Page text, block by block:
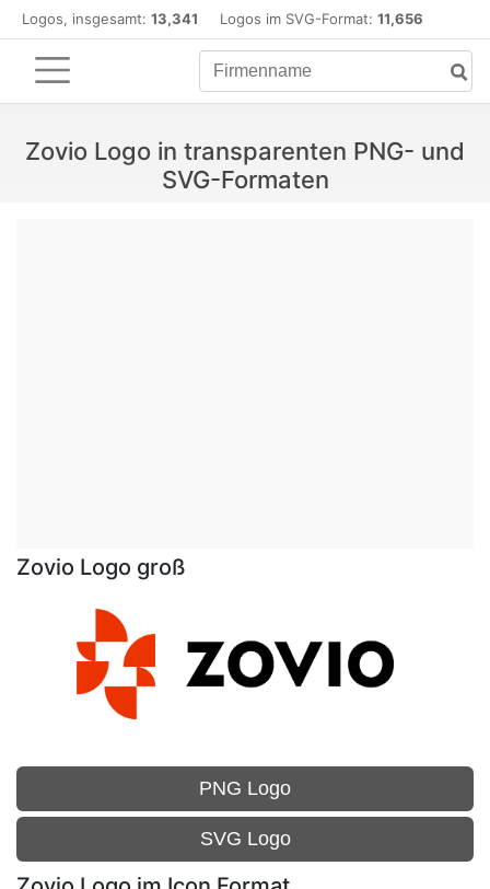
Logos, insgesamt: 13,341 Logos im SVG-Format: 11,656
Zovio Logo in transparenten PNG- und
SVG-Formaten
Zovio Logo groß
PNG Logo
SVG Logo